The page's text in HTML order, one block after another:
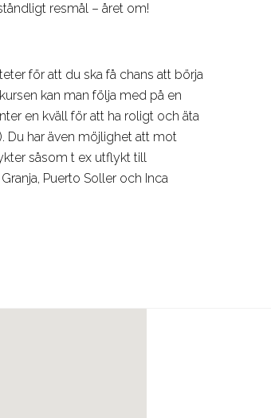
resmål – året om!
för att du ska få chans att börja
kan man följa med på en
en kväll för att ha roligt och äta
Du har även möjlighet att mot
såsom t ex utflykt till
Puerto Soller och Inca